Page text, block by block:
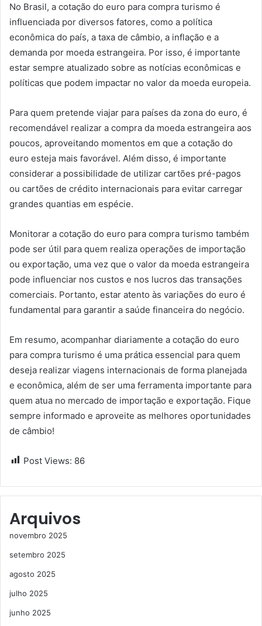
No Brasil, a cotação do euro para compra turismo é
influenciada por diversos fatores, como a política
econômica do país, a taxa de câmbio, a inflação e a
demanda por moeda estrangeira. Por isso, é importante
estar sempre atualizado sobre as notícias econômicas e
políticas que podem impactar no valor da moeda europeia.
Para quem pretende viajar para países da zona do euro, é
recomendável realizar a compra da moeda estrangeira aos
poucos, aproveitando momentos em que a cotação do
euro esteja mais favorável. Além disso, é importante
considerar a possibilidade de utilizar cartões pré-pagos
ou cartões de crédito internacionais para evitar carregar
grandes quantias em espécie.
Monitorar a cotação do euro para compra turismo também
pode ser útil para quem realiza operações de importação
ou exportação, uma vez que o valor da moeda estrangeira
pode influenciar nos custos e nos lucros das transações
comerciais. Portanto, estar atento às variações do euro é
fundamental para garantir a saúde financeira do negócio.
Em resumo, acompanhar diariamente a cotação do euro
para compra turismo é uma prática essencial para quem
deseja realizar viagens internacionais de forma planejada
e econômica, além de ser uma ferramenta importante para
quem atua no mercado de importação e exportação. Fique
sempre informado e aproveite as melhores oportunidades
de câmbio!
Post Views: 86
Arquivos
novembro 2025
setembro 2025
agosto 2025
julho 2025
junho 2025